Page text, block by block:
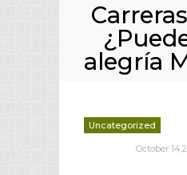
alegría
Uncategorized
October